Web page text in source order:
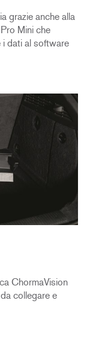
grazie anche alla
Mini che
i dati al software
ChormaVision
collegare e